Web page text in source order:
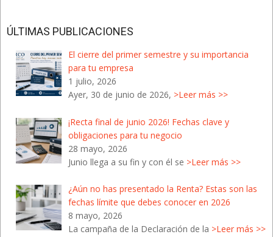
ÚLTIMAS PUBLICACIONES
El cierre del primer semestre y su importancia
para tu empresa
1 julio, 2026
Ayer, 30 de junio de 2026, >Leer más >>
¡Recta final de junio 2026! Fechas clave y
obligaciones para tu negocio
28 mayo, 2026
Junio llega a su fin y con él se >Leer más >>
¿Aún no has presentado la Renta? Estas son las
fechas límite que debes conocer en 2026
8 mayo, 2026
La campaña de la Declaración de la >Leer más >>